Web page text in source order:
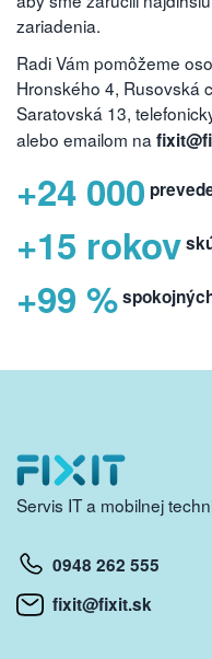
zariadenia.
Radi Vám pomôžeme
Hronského 4, Rusovská
Saratovská 13,
alebo emailom na
+24 000
+15 rokov
+99 %
Servis IT a mobilnej
0948 262 555
fixit@fixit.sk